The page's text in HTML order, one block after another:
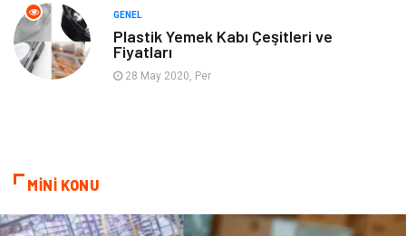
Hizmet
Aksesuar
GENEL
Plastik Yemek Kabı Çeşitleri ve
Fiyatları
28 May 2020, Per
MİNİ KONU